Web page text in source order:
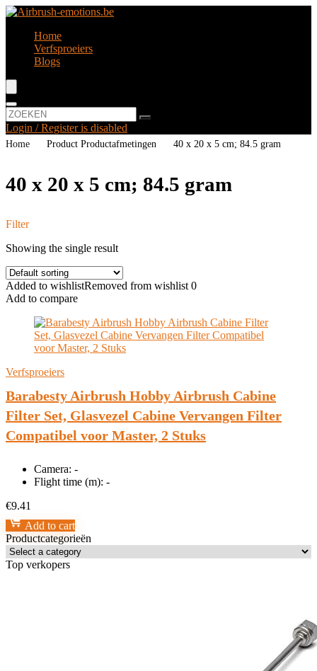
Home
Verfsproeiers
Blogs
Login / Register is disabled
Home Product Productafmetingen ‎40 x 20 x 5 cm; 84.5 gram
‎40 x 20 x 5 cm; 84.5 gram
Filter
Showing the single result
Added to wishlistRemoved from wishlist 0
Add to compare
Verfsproeiers
Barabesty Airbrush Hobby Airbrush Cabine
Filter Set, Glasvezel Cabine Vervangen Filter
Compatibel voor Master, 2 Stuks
Camera: -
Flight time (m): -
€9.41
Add to cart
Productcategorieën
Top verkopers